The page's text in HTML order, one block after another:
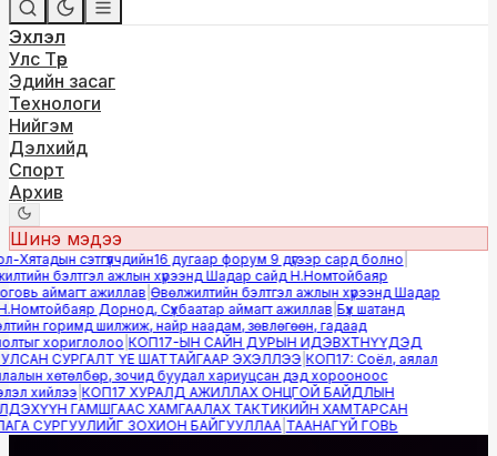
Эхлэл
Улс Төр
Эдийн засаг
Технологи
Нийгэм
Дэлхийд
Спорт
Архив
Шинэ мэдээ
сэтгүүлчдийн16 дугаар форум 9 дүгээр сард болно|
бэлтгэл ажлын хүрээнд Шадар сайд Н.Номтойбаяр
аймагт ажиллав|Өвөлжилтийн бэлтгэл ажлын хүрээнд Шадар
Дорнод, Сүхбаатар аймагт ажиллав|Бүх шатанд
горимд шилжиж, найр наадам, зөвлөгөөн, гадаад
хориглолоо|КОП17-ЫН САЙН ДУРЫН ИДЭВХТНҮҮДЭД
СУРГАЛТ ҮЕ ШАТТАЙГААР ЭХЭЛЛЭЭ|КОП17: Соёл, аялал
хөтөлбөр, зочид буудал хариуцсан дэд хорооноос
хийлээ|КОП17 ХУРАЛД АЖИЛЛАХ ОНЦГОЙ БАЙДЛЫН
ГАМШГААС ХАМГААЛАХ ТАКТИКИЙН ХАМТАРСАН
СУРГУУЛИЙГ ЗОХИОН БАЙГУУЛЛАА|ТААНАГҮЙ ГОВЬ